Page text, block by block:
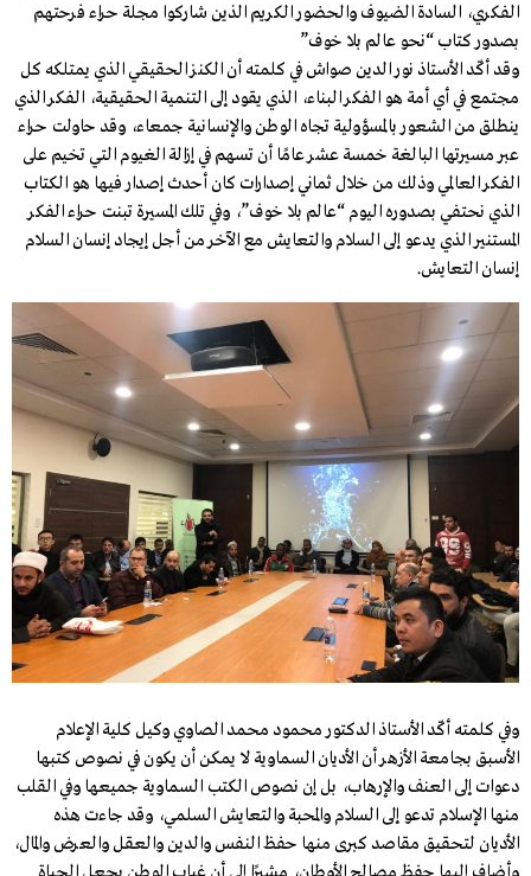
الفكري، السادة الضيوف والحضور الكريم الذين شاركوا مجلة حراء فرحتهم
بصدور كتاب “نحو عالم بلا خوف”
وقد أكّد الأستاذ نور الدين صواش في كلمته أن الكنز الحقيقي الذي يمتلكه كل
مجتمع في أي أمة هو الفكر البناء، الذي يقود إلى التنمية الحقيقية، الفكر الذي
ينطلق من الشعور بالمسؤولية تجاه الوطن والإنسانية جمعاء، وقد حاولت حراء
عبر مسيرتها البالغة خمسة عشر عامًا أن تسهم في إزالة الغيوم التي تخيم على
الفكر العالمي وذلك من خلال ثماني إصدارات كان أحدث إصدار فيها هو الكتاب
الذي نحتفي بصدوره اليوم “عالم بلا خوف”، وفي تلك المسيرة تبنت حراء الفكر
المستنير الذي يدعو إلى السلام والتعايش مع الآخر من أجل إيجاد إنسان السلام
إنسان التعايش.
وفي كلمته أكّد الأستاذ الدكتور محمود محمد الصاوي وكيل كلية الإعلام
الأسبق بجامعة الأزهر أن الأديان السماوية لا يمكن أن يكون في نصوص كتبها
دعوات إلى العنف والإرهاب، بل إن نصوص الكتب السماوية جميعها وفي القلب
منها الإسلام تدعو إلى السلام والمحبة والتعايش السلمي، وقد جاءت هذه
الأديان لتحقيق مقاصد كبرى منها حفظ النفس والدين والعقل والعرض والمال،